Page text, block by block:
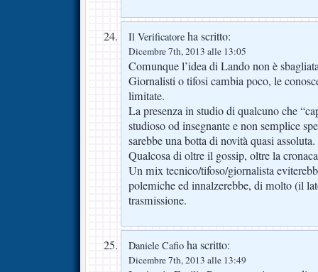
Il Verificatore ha scritto:
Dicembre 7th, 2013 alle 13:05
Comunque l’idea di Lando non è
Giornalisti o tifosi cambia poco, le
limitate.
La presenza in studio di qualcuno che
studioso od insegnante e non semplice
sarebbe una botta di novità quasi assoluta.
Qualcosa di oltre il gossip, oltre la
Un mix tecnico/tifoso/giornalista
polemiche ed innalzerebbe, di molto (il
trasmissione.
Daniele Cafio ha scritto:
Dicembre 7th, 2013 alle 13:49